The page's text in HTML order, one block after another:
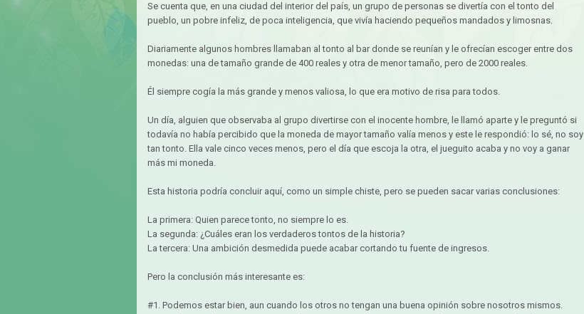
Se cuenta que, en una ciudad del interior del país, un grupo de personas se divertía con el tonto del
pueblo, un pobre infeliz, de poca inteligencia, que vivía haciendo pequeños mandados y limosnas.
Diariamente algunos hombres llamaban al tonto al bar donde se reunían y le ofrecían escoger entre dos
monedas: una de tamaño grande de 400 reales y otra de menor tamaño, pero de 2000 reales.
Él siempre cogía la más grande y menos valiosa, lo que era motivo de risa para todos.
Un día, alguien que observaba al grupo divertirse con el inocente hombre, le llamó aparte y le preguntó si
todavía no había percibido que la moneda de mayor tamaño valía menos y este le respondió: lo sé, no soy
tan tonto. Ella vale cinco veces menos, pero el día que escoja la otra, el jueguito acaba y no voy a ganar
más mi moneda.
Esta historia podría concluir aquí, como un simple chiste, pero se pueden sacar varias conclusiones:
La primera: Quien parece tonto, no siempre lo es.
La segunda: ¿Cuáles eran los verdaderos tontos de la historia?
La tercera: Una ambición desmedida puede acabar cortando tu fuente de ingresos.
Pero la conclusión más interesante es:
#1. Podemos estar bien, aun cuando los otros no tengan una buena opinión sobre nosotros mismos.